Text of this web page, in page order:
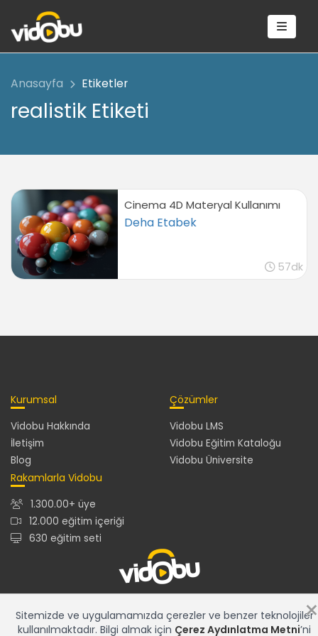
Anasayfa Etiketler
realistik Etiketi
Cinema 4D Materyal Kullanımı
Deha Etabek
57dk
Kurumsal
Vidobu Hakkında
İletişim
Blog
Çözümler
Vidobu LMS
Vidobu Eğitim Kataloğu
Vidobu Üniversite
Rakamlarla Vidobu
1.300.00+ üye
12.000 eğitim içeriği
630 eğitim seti
12.000+ eğitim içeriğiyle en güncel ve en zengin eğitim
kataloğu ve gelişmiş özelliklere sahip Vidobu LMS ile tüm
Sitemizde ve uygulamamızda çerezler ve benzer teknolojiler
kullanılmaktadır. Bilgi almak için Çerez Aydınlatma Metni’ni